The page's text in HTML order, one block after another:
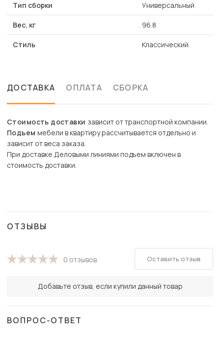
Тип сборки Универсальный
Вес, кг 96.8
Стиль Классический
ДОСТАВКА ОПЛАТА СБОРКА
Стоимость доставки зависит от транспортной компании.
Подъем мебели в квартиру рассчитывается отдельно и
зависит от веса заказа.
При доставке Деловыми линиями подъем включен в
стоимость доставки.
ОТЗЫВЫ
0 отзывов
Добавьте отзыв, если купили данный товар
Оставить отзыв
ВОПРОС-ОТВЕТ